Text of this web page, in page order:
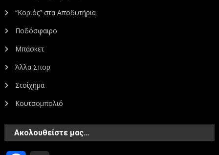
“Κοριός” στα Αποδυτήρια
Ποδόσφαιρο
Μπάσκετ
Άλλα Σπορ
Στοίχημα
Κουτσομπολιό
Ακολουθείστε μας…